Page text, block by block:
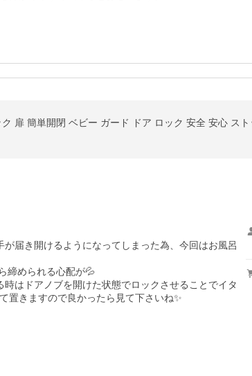
扉 簡単開閉 ベビー ガード ドア ロック 安全 安心 ス
届き開けるようになってしまった為、今回はお風呂
締められる心配が💦
はドアノブを開けた状態でロックさせることでイタ
置きますので良かったら見て下さいね✨